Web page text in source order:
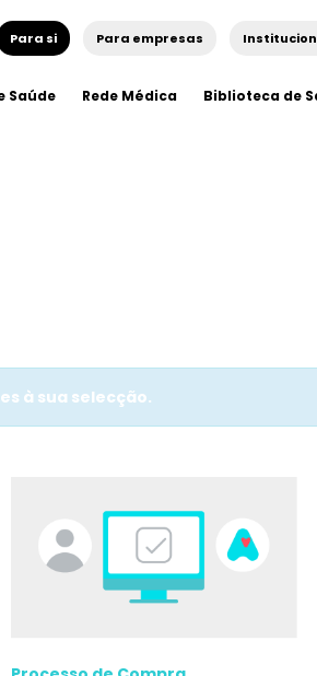
Para si Para empresas
Saúde Rede Médica Biblioteca de
à sua selecção.